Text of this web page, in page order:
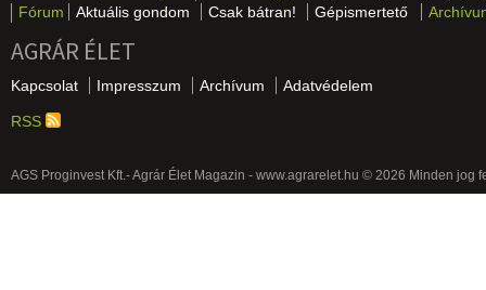
Fórum
Aktuális gondom Csak bátran! Gépismertető
AGRÁR ÉLET
Kapcsolat Impresszum Archívum Adatvédelem
RSS
AGS Proginvest Kft.- Agrár Élet Magazin - www.agrarelet.hu © 2026 Minden jog